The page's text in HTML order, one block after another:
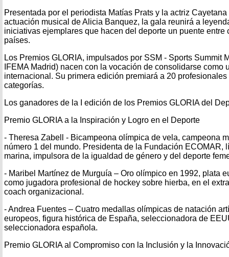
Presentada por el periodista Matías Prats y la actriz
actuación musical de Alicia Banquez, la gala reunirá a
iniciativas ejemplares que hacen del deporte un puente entre
países.
Los Premios GLORIA, impulsados por SSM - Sports Summit
IFEMA Madrid) nacen con la vocación de consolidarse como
internacional. Su primera edición premiará a 20
categorías.
Los ganadores de la I edición de los Premios GLORIA del
Premio GLORIA a la Inspiración y Logro en el Deporte
- Theresa Zabell - Bicampeona olímpica de vela, campeona
número 1 del mundo. Presidenta de la Fundación ECOMAR,
marina, impulsora de la igualdad de género y del deporte
- Maribel Martínez de Murguía – Oro olímpico en 1992, plata
como jugadora profesional de hockey sobre hierba, en el
coach organizacional.
- Andrea Fuentes – Cuatro medallas olímpicas de natación
europeos, figura histórica de España, seleccionadora de
seleccionadora española.
Premio GLORIA al Compromiso con la Inclusión y la